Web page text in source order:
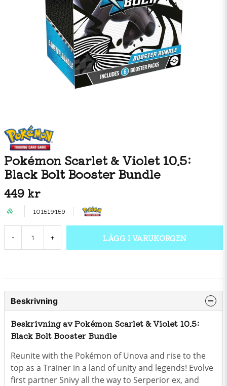
Pokémon Scarlet & Violet 10.5:
Black Bolt Booster Bundle
449 kr
101519459
- + LÄGG I VARUKORGEN
Beskrivning
Beskrivning av Pokémon Scarlet & Violet 10.5:
Black Bolt Booster Bundle
Reunite with the Pokémon of Unova and rise to the
top as a Trainer in a land of unity and legends! Evolve
first partner Snivy all the way to Serperior ex, and